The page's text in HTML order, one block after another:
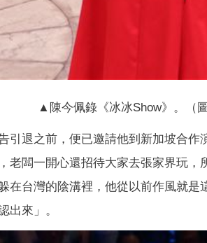
▲陳今佩錄《冰冰Show》。（
引退之前，便已邀請他到新加坡合
老闆一開心還招待大家去張家界玩
在台灣的陰溝裡，他從以前作風就
出來」。